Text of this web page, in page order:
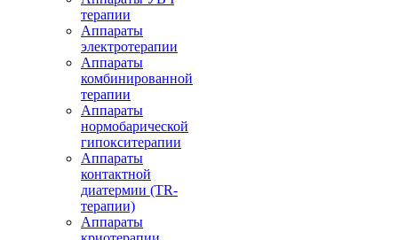
терапии
Аппараты
электротерапии
Аппараты
комбинированной
терапии
Аппараты
нормобарической
гипокситерапии
Аппараты
контактной
диатермии (TR-
терапии)
Аппараты